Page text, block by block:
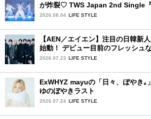
が炸裂♡ TWS Japan 2nd Single
記念SPECIAL SHOWCASEを詳細レ
2026.08.04 LIFE STYLE
【AEN／エイエン】注目の日韓新
始動！ デビュー目前のフレッシュ
ュー。7人の魅力に迫ります♪
2026.07.23 LIFE STYLE
ExWHYZ mayuの「日々、ぼやき
ゆのぼやきラスト
2026.07.24 LIFE STYLE